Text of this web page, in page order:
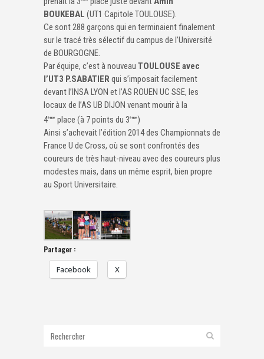
BOUKEBAL (UT1 Capitole TOULOUSE).
Ce sont 288 garçons qui en terminaient finalement
sur le tracé très sélectif du campus de l’Université
de BOURGOGNE.
Par équipe, c’est à nouveau TOULOUSE avec
l’UT3 P.SABATIER qui s’imposait facilement
devant l’INSA LYON et l’AS ROUEN UC SSE, les
locaux de l’AS UB DIJON venant mourir à la
4ème place (à 7 points du 3ème)
Ainsi s’achevait l’édition 2014 des Championnats de
France U de Cross, où se sont confrontés des
coureurs de très haut-niveau avec des coureurs plus
modestes mais, dans un même esprit, bien propre
au Sport Universitaire.
Partager :
Facebook X